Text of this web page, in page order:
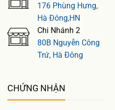
176 Phùng Hưng,
Hà Đông,HN
Chi Nhánh 2
80B Nguyễn Công
Trứ, Hà Đông
CHỨNG NHẬN